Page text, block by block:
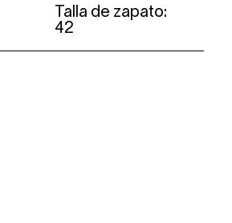
Talla de zapato:
42